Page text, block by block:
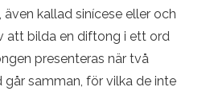
kallad sinícese eller och
att bilda en diftong i ett ord
presenteras när två
samman, för vilka de inte